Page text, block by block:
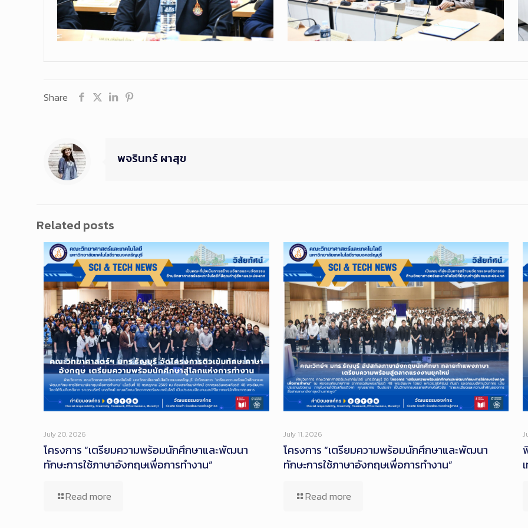
Share
พจรินทร์ ผาสุข
Related posts
July 20, 2026
โครงการ “เตรียมความพร้อมนักศึกษาและพัฒนา
ทักษะการใช้ภาษาอังกฤษเพื่อการทำงาน”
Read more
July 11, 2026
โครงการ “เตรียมความพร้อมนักศึกษาและพัฒนา
ทักษะการใช้ภาษาอังกฤษเพื่อการทำงาน”
Read more